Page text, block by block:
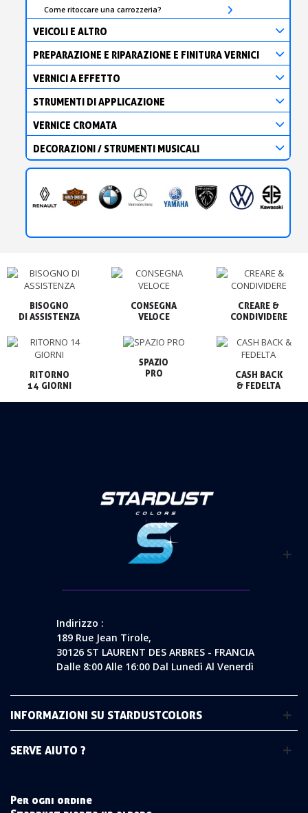
Come ritoccare una carrozzeria?
VEICOLI E ALTRO
PREPARAZIONE E RIPARAZIONE E FINITURA VERNICI
VERNICI A EFFETTO
STRUMENTI DI APPLICAZIONE
VERNICE CROMATA
DECORAZIONI / STRUMENTI MUSICALI
BISOGNO
CONSEGNA
VELOCE
CREARE &
CONDIVIDERE
RITORNO
14 GIORNI
SPAZIO
PRO
CASH BACK
& FEDELTA
Indirizzo :
189 Rue Jean Tirole,
30126 ST LAURENT DES ARBRES - FRANCIA
Dalle 8:00 Alle 16:00 Dal Lunedì Al Venerdì
INFORMAZIONI SU STARDUSTCOLORS
SERVE AIUTO ?
Per ogni ordine